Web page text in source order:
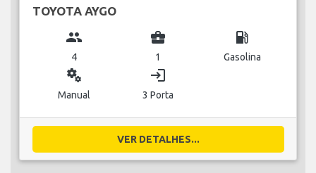
TOYOTA AYGO
group
4
business_center
1
local_gas_station
Gasolina
miscellaneous_services
Manual
login
3 Porta
VER DETALHES...